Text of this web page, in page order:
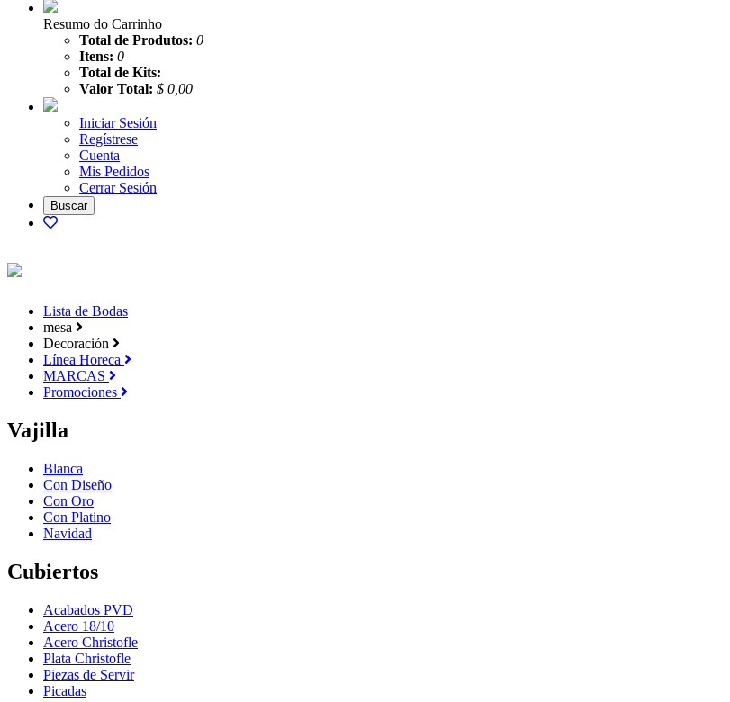
Resumo do Carrinho
Total de Produtos: 0
Itens: 0
Total de Kits:
Valor Total: $ 0,00
Iniciar Sesión
Regístrese
Cuenta
Mis Pedidos
Cerrar Sesión
Lista de Bodas
mesa
Decoración
Línea Horeca
MARCAS
Promociones
Vajilla
Blanca
Con Diseño
Con Oro
Con Platino
Navidad
Cubiertos
Acabados PVD
Acero 18/10
Acero Christofle
Plata Christofle
Piezas de Servir
Picadas